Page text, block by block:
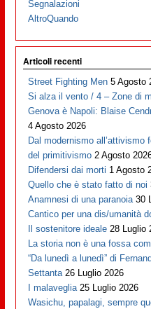
Segnalazioni
AltroQuando
Articoli recenti
Street Fighting Men 5 Agosto
Si alza il vento / 4 – Zone di
Genova è Napoli: Blaise
4 Agosto 2026
Dal modernismo
del primitivismo 2 Agosto
Difendersi dai morti 1 Agosto
Quello che è stato fatto di noi
Anamnesi di una paranoia 30
Cantico per una dis/umanità
Il sostenitore ideale 28 Luglio
La storia non è una fossa
“Da lunedì a lunedì” di
Settanta 26 Luglio 2026
I malaveglia 25 Luglio 2026
Wasichu, papalagi, sempre